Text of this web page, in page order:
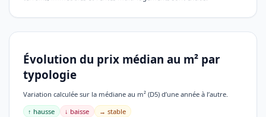
Évolution du prix médian au m² par
typologie
Variation calculée sur la médiane au m² (D5) d’une année à l’autre.
↑ hausse
↓ baisse → stable